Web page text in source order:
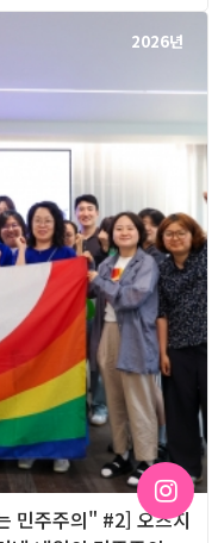
2026년
민주주의" #2] 오츠지